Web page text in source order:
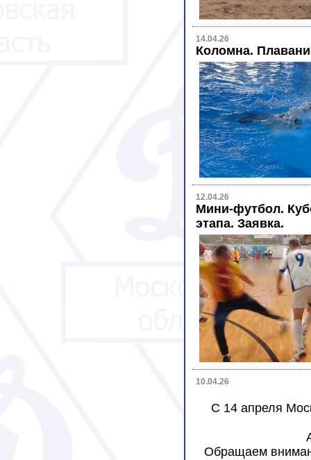
14.04.26
Коломна.
12.04.26
Мини-футбол.
этапа. Заявка.
10.04.26
C 14 апреля
Обращаем